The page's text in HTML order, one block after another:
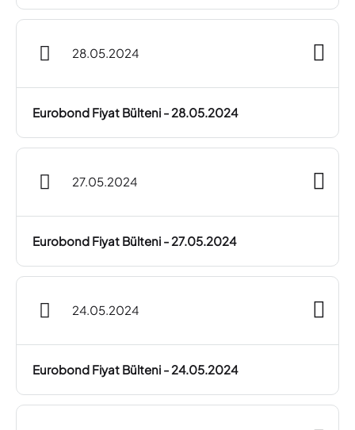
28.05.2024
Eurobond Fiyat Bülteni - 28.05.2024
27.05.2024
Eurobond Fiyat Bülteni - 27.05.2024
24.05.2024
Eurobond Fiyat Bülteni - 24.05.2024